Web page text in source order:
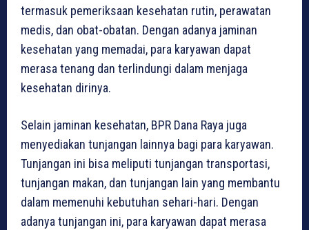
termasuk pemeriksaan kesehatan rutin, perawatan
medis, dan obat-obatan. Dengan adanya jaminan
kesehatan yang memadai, para karyawan dapat
merasa tenang dan terlindungi dalam menjaga
kesehatan dirinya.
Selain jaminan kesehatan, BPR Dana Raya juga
menyediakan tunjangan lainnya bagi para karyawan.
Tunjangan ini bisa meliputi tunjangan transportasi,
tunjangan makan, dan tunjangan lain yang membantu
dalam memenuhi kebutuhan sehari-hari. Dengan
adanya tunjangan ini, para karyawan dapat merasa